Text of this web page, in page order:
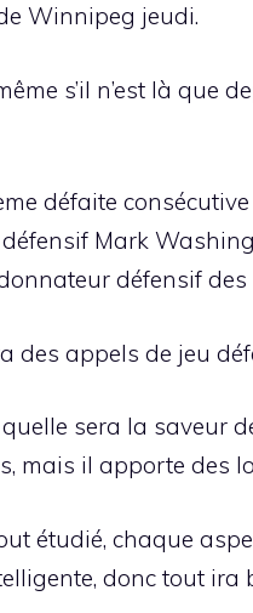
Winnipeg jeudi.
s’il n’est là que
défaite
Mark
défensif
des appels de jeu
sera la saveur
mais il apporte des
étudié, chaque
donc tout ira